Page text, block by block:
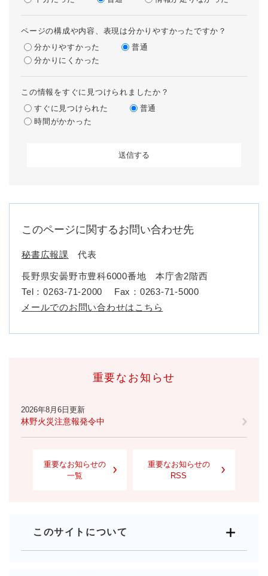
ページの構成や内容、表現は分かりやすかったですか？
分かりやすかった
普通
分かりにくかった
この情報をすぐに見つけられましたか？
すぐに見つけられた
普通
時間がかかった
このページに関するお問い合わせ先
秘書広報課 代表
長野県安曇野市豊科6000番地 本庁舎2階西
Tel：0263-71-2000
Fax：0263-71-5000
メールでのお問い合わせはこちら
重要なお知らせ
2026年8月6日更新
林野火災注意報発令中
重要なお知らせの
一覧
重要なお知らせの
RSS
このサイトについて